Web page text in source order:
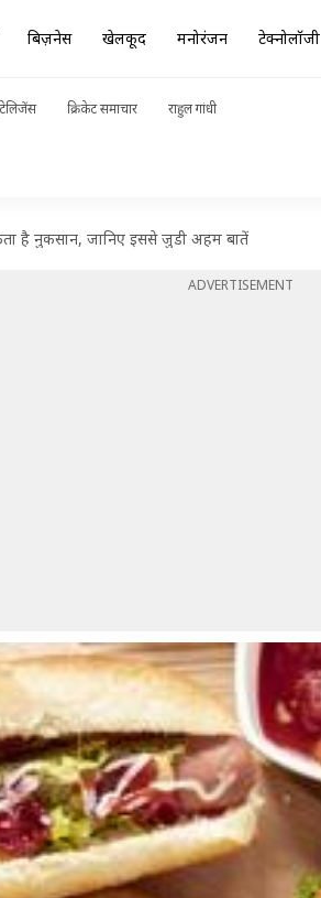
बिज़नेस खेलकूद मनोरंजन टेक्नोलॉजी
क्रिकेट समाचार राहुल गांधी
है नुकसान, जानिए इससे जुडी अहम बातें
ADVERTISEMENT